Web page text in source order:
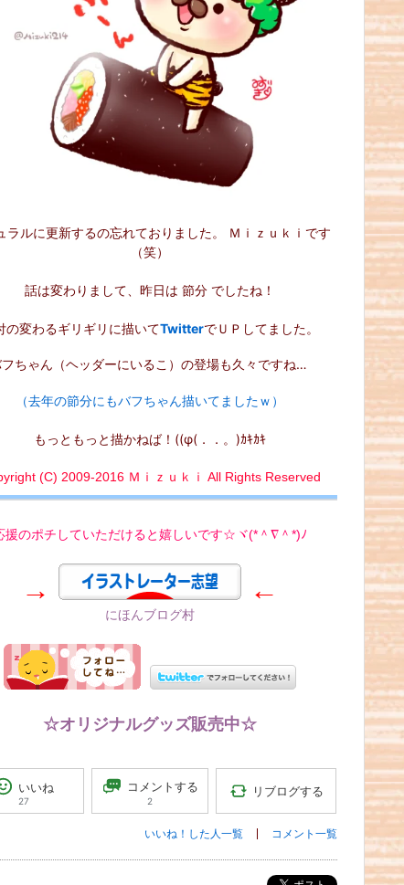
ラルに更新するの忘れておりました。 Ｍｉｚｕｋｉです
（笑）
話は変わりまして、昨日は 節分 でしたね！
の変わるギリギリに描いてTwitterでＵＰしてました。
ちゃん（ヘッダーにいるこ）の登場も久々ですね…
（去年の節分にもバフちゃん描いてましたｗ）
もっともっと描かねば！((φ(．．。)ｶｷｶｷ
(C) 2009-2016 Ｍｉｚｕｋｉ All Rights Reserved
援のポチしていただけると嬉しいです☆ヾ(*＾∇＾*)ﾉ
→ ←
にほんブログ村
☆オリジナルグッズ販売中☆
いいね
27
コメントする
2
リブログする
いいね！した人一覧 コメント一覧